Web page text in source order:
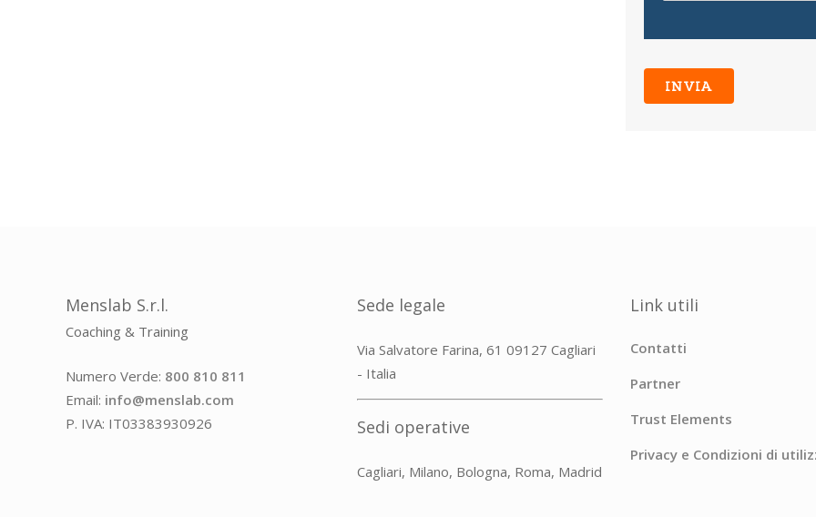
Menslab S.r.l.
Coaching & Training
Numero Verde: 800 810 811
Email: info@menslab.com
P. IVA: IT03383930926
Sede legale
Via Salvatore Farina, 61 09127 Cagliari
- Italia
Sedi operative
Cagliari, Milano, Bologna, Roma, Madrid
Link utili
Contatti
Partner
Trust Elements
Privacy e Condizioni di